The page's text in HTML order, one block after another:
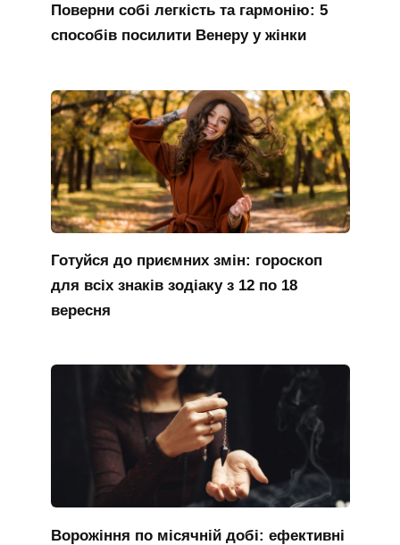
Поверни собі легкість та гармонію: 5
способів посилити Венеру у жінки
Готуйся до приємних змін: гороскоп
для всіх знаків зодіаку з 12 по 18
вересня
Ворожіння по місячній добі: ефективні